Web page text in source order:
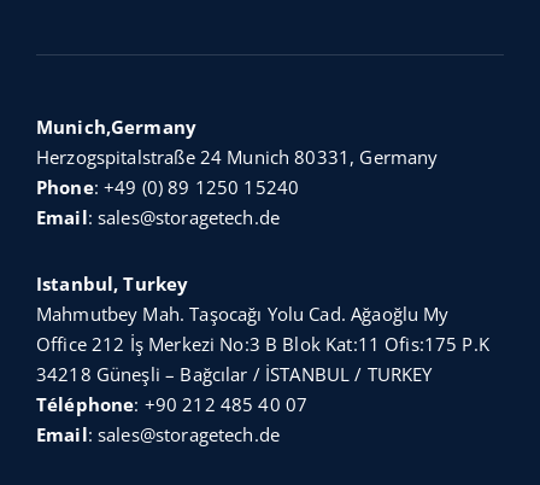
Munich,Germany
Herzogspitalstraße 24 Munich 80331, Germany
Phone:+49 (0) 89 1250 15240
Email:sales@storagetech.de
Istanbul, Turkey
Mahmutbey Mah. Taşocağı Yolu Cad. Ağaoğlu My
Office 212 İş Merkezi No:3 B Blok Kat:11 Ofis:175 P.K
34218 Güneşli – Bağcılar / İSTANBUL / TURKEY
Téléphone: +90 212 485 40 07
Email:sales@storagetech.de